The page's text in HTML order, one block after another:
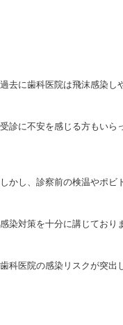
過去に歯科医院は飛沫感染し
受診に不安を感じる方もいら
しかし、診察前の検温やポビ
感染対策を十分に講じており
歯科医院の感染リスクが突出